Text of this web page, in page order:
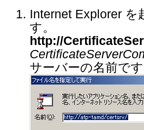
Internet Explorer を
す。
http://
サーバーの名前で